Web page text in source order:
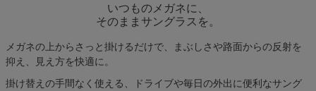
いつものメガネに、
そのままサングラスを。
メガネの上からさっと掛けるだけで、まぶしさや路面からの反射を
抑え、見え方を快適に。
掛け替えの手間なく使える、ドライブや毎日の外出に便利なサング